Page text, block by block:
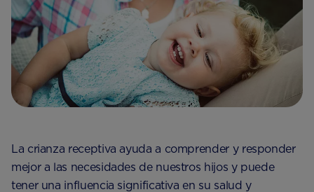
La crianza receptiva ayuda a comprender y responder
mejor a las necesidades de nuestros hijos y puede
tener una influencia significativa en su salud y